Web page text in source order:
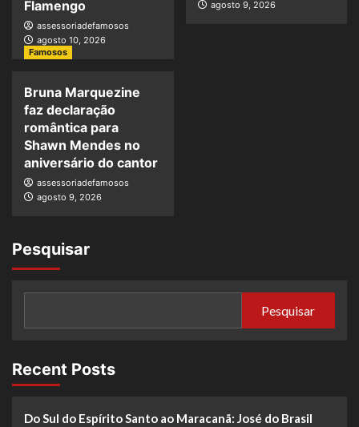
Flamengo
assessoriadefamosos
agosto 10, 2026
agosto 9, 2026
Famosos
Bruna Marquezine
faz declaração
romântica para
Shawn Mendes no
aniversário do cantor
assessoriadefamosos
agosto 9, 2026
Pesquisar
Pesquisar
Recent Posts
Do Sul do Espírito Santo ao Maracanã: José do Brasil